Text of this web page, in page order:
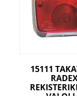
15111